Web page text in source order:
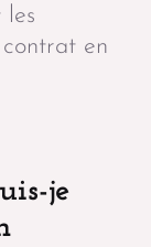
les
contrat en
je